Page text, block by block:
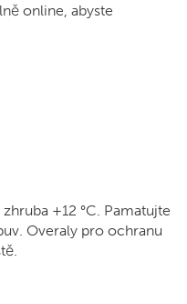
online, abyste
+12 °C. Pamatujte
Overaly pro ochranu